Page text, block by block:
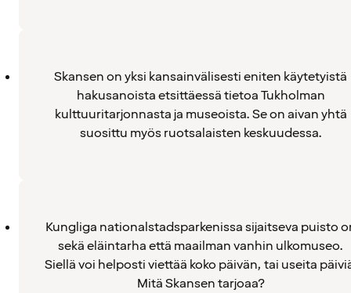
Skansen on yksi kansainvälisesti eniten käytetyistä
hakusanoista etsittäessä tietoa Tukholman
kulttuuritarjonnasta ja museoista. Se on aivan yhtä
suosittu myös ruotsalaisten keskuudessa.
Kungliga nationalstadsparkenissa sijaitseva puisto
sekä eläintarha että maailman vanhin ulkomuseo.
Siellä voi helposti viettää koko päivän, tai useita
Mitä Skansen tarjoaa?